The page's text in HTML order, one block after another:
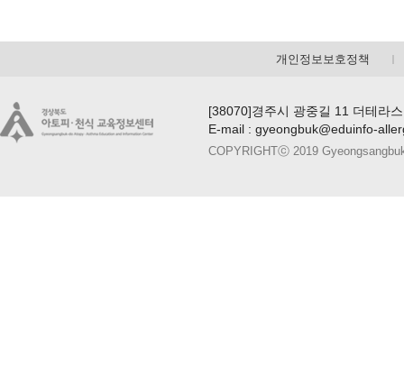
개인정보보호정책
[38070]경주시 광중길 11 더테라
E-mail : gyeongbuk@eduinfo-
COPYRIGHTⓒ 2019